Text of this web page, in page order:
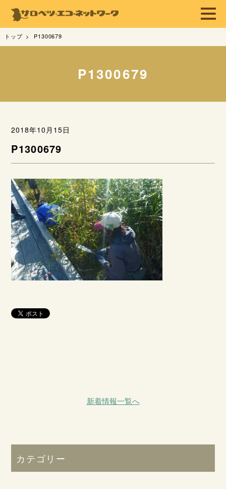
トップ P1300679
P1300679
2018年10月15日
P1300679
新着情報一覧へ
カテゴリー